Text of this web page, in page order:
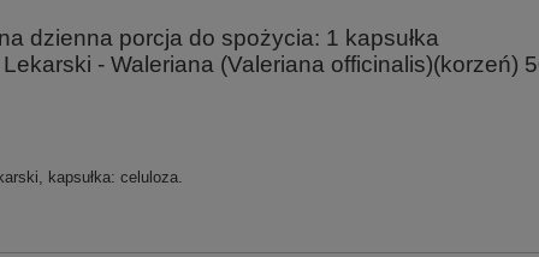
dzienna porcja do spożycia: 1 kapsułka
Lekarski - Waleriana (Valeriana officinalis)(korzeń)
kapsułka: celuloza.